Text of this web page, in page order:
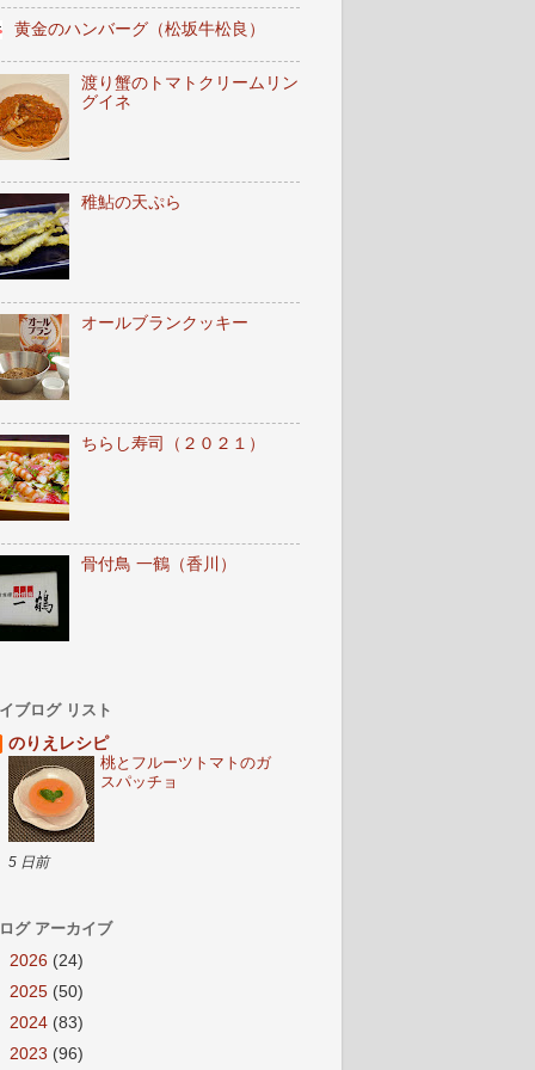
黄金のハンバーグ（松坂牛松良）
渡り蟹のトマトクリームリン
グイネ
稚鮎の天ぷら
オールブランクッキー
ちらし寿司（２０２１）
骨付鳥 一鶴（香川）
ブログ リスト
のりえレシピ
桃とフルーツトマトのガ
スパッチョ
5 日前
グ アーカイブ
2026 (24)
2025 (50)
2024 (83)
2023 (96)